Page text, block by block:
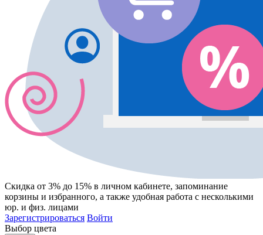
Скидка от 3% до 15% в личном кабинете, запоминание
корзины и избранного, а также удобная работа с несколькими
юр. и физ. лицами
Зарегистрироваться Войти
Выбор цвета